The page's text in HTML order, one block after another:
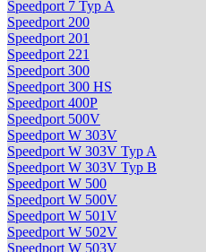
Speedport 7 Typ A
Speedport 200
Speedport 201
Speedport 221
Speedport 300
Speedport 300 HS
Speedport 400P
Speedport 500V
Speedport W 303V
Speedport W 303V Typ A
Speedport W 303V Typ B
Speedport W 500
Speedport W 500V
Speedport W 501V
Speedport W 502V
Speedport W 503V